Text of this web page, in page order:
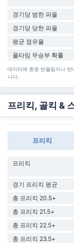
경기당 범한 파울
경기당 당한 파울
평균 점유율
풀타임 무승부 확률
데이터에 종종 반올림이나
니다.
프리킥, 골킥 &
프리킥
프리킥
경기 프리킥 평균
총 프리킥 20.5+
총 프리킥 21.5+
총 프리킥 22.5+
총 프리킥 23.5+